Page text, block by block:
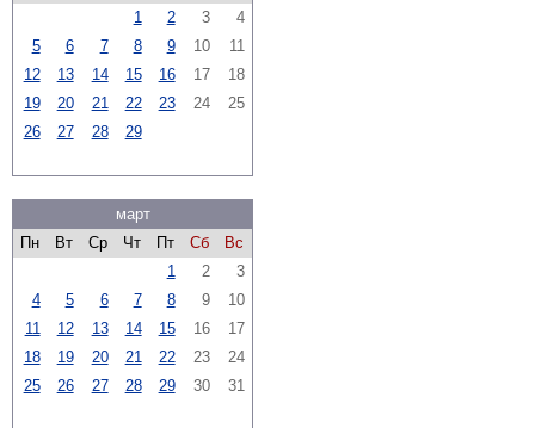
1
2 3
4
5
6 7 8 9 10
11
12
13 14 15 16 17
18
19
20 21 22 23 24
25
26
27 28 29
март
Пн
Вт Ср Чт Пт Сб
Вс
1
2
3
4
5 6 7 8 9
10
11
12 13 14 15 16
17
18
19 20 21 22 23
24
25
26 27 28 29 30 31